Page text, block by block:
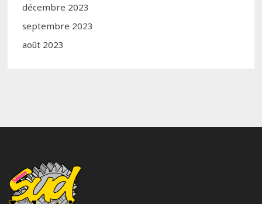
décembre 2023
septembre 2023
août 2023